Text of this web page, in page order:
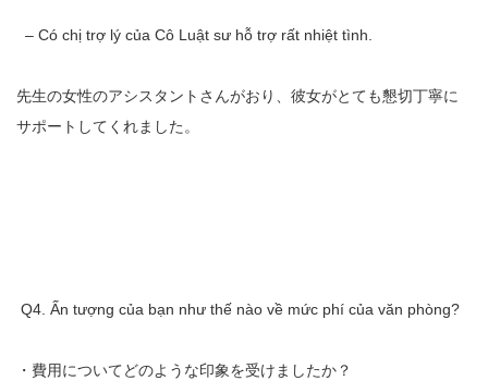
– Có chị trợ lý của Cô Luật sư hỗ trợ rất nhiệt tình.
先生の女性のアシスタントさんがおり、彼女がとても懇切丁寧に
サポートしてくれました。
Q4. Ấn tượng của bạn như thế nào về mức phí của văn phòng?
・費用についてどのような印象を受けましたか？